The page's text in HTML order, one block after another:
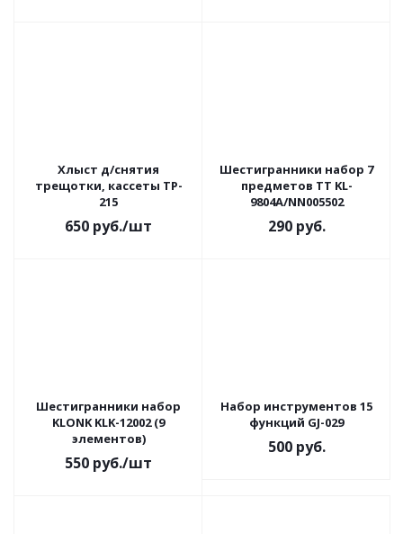
Хлыст д/снятия
трещотки, кассеты TP-
215
650 руб./шт
Шестигранники набор 7
предметов ТТ KL-
9804A/NN005502
290руб.
Шестигранники набор
KLONK KLK-12002 (9
элементов)
550 руб./шт
Набор инструментов 15
функций GJ-029
500руб.